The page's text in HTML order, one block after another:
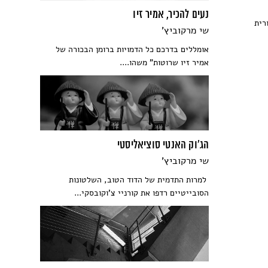
נעים להכיר, אמיר זיו
שי מרקוביץ'
אומללים בדרכם כל הדמויות ברומן הבכורה של
אמיר זיו שרוטות" משהו....
הג'וק האנטי סוציאליסטי
שי מרקוביץ'
למרות התדמית של הדוד הטוב, השלטונות
הסובייטיים רדפו את קורניי צ'וקובסקי...